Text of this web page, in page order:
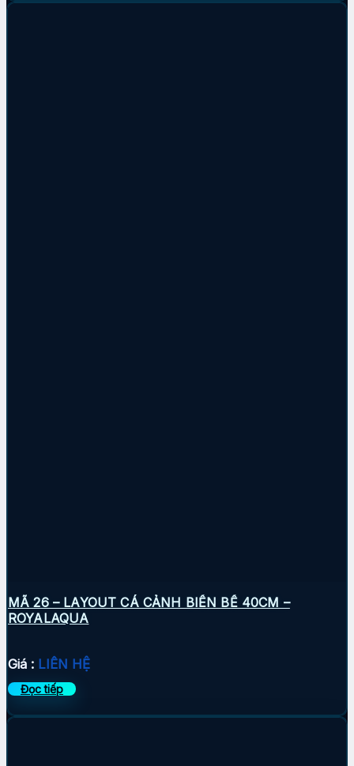
MÃ 26 – LAYOUT CÁ CẢNH BIỂN BỂ 40CM –
ROYALAQUA
Giá : LIÊN HỆ
Đọc tiếp